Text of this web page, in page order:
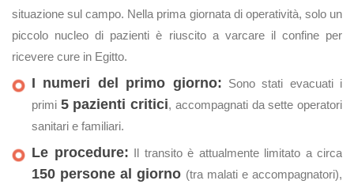
situazione sul campo. Nella prima giornata di operatività, solo un
piccolo nucleo di pazienti è riuscito a varcare il confine per
ricevere cure in Egitto.
I numeri del primo giorno: Sono stati evacuati i
primi 5 pazienti critici, accompagnati da sette operatori
sanitari e familiari.
Le procedure: Il transito è attualmente limitato a circa
150 persone al giorno (tra malati e accompagnatori),